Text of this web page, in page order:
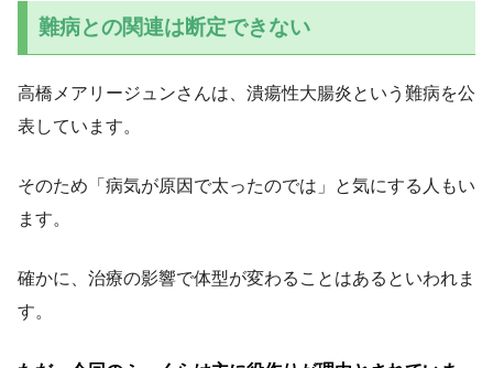
難病との関連は断定できない
高橋メアリージュンさんは、潰瘍性大腸炎という難病を公
表しています。
そのため「病気が原因で太ったのでは」と気にする人もい
ます。
確かに、治療の影響で体型が変わることはあるといわれま
す。